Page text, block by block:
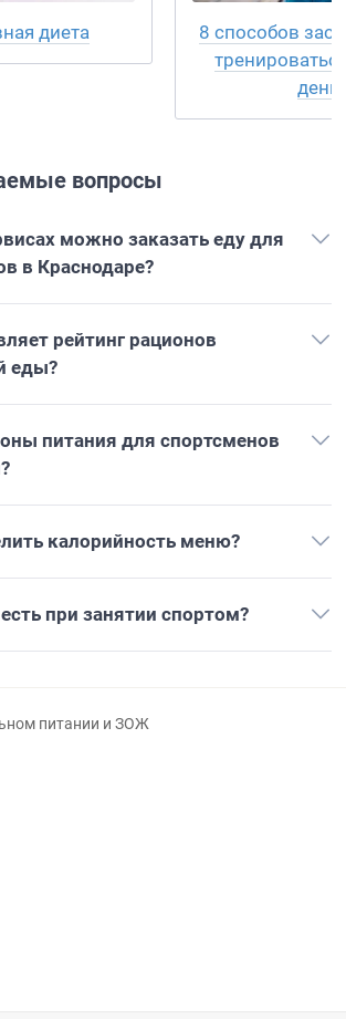
диета
8 способов
день
вопросы
можно заказать еду для
в Краснодаре?
рейтинг рационов
еды?
питания для спортсменов
калорийность меню?
при занятии спортом?
питании и ЗОЖ